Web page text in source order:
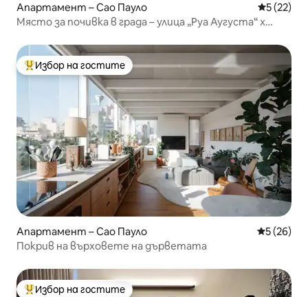
Апартамент – Сао Пауло Средна
5 (22)
Място за почивка в града – улица „Руа Аугуста“ x
Най-популярен избор на гостите
Избор на гостите
Апартамент – Сао Пауло Средна
5 (26)
Покрив на върховете на дърветата
Избор на гостите